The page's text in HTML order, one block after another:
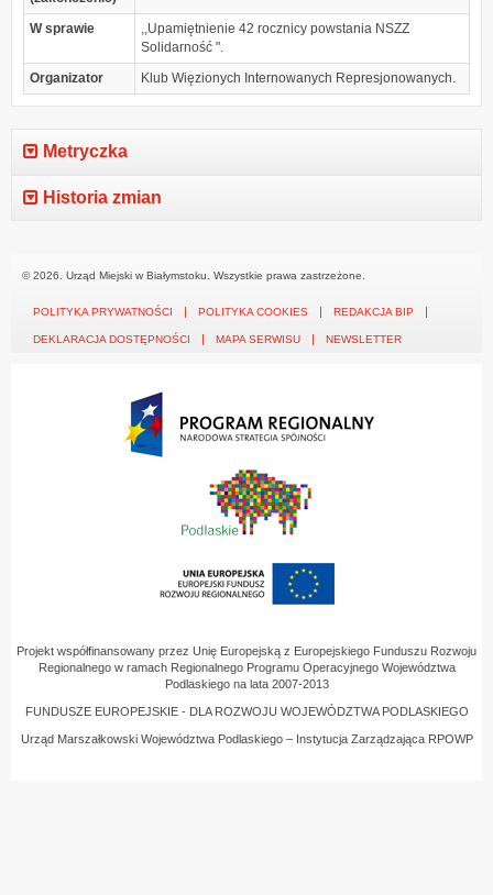
W sprawie
,,Upamiętnienie 42 rocznicy powstania NSZZ
Solidarność ".
Organizator
Klub Więzionych Internowanych Represjonowanych.
Metryczka
Historia zmian
© 2026. Urząd Miejski w Białymstoku. Wszystkie prawa zastrzeżone.
POLITYKA PRYWATNOŚCI POLITYKA COOKIES REDAKCJA BIP
DEKLARACJA DOSTĘPNOŚCI MAPA SERWISU NEWSLETTER
Projekt współfinansowany przez Unię Europejską z Europejskiego Funduszu Rozwoju
Regionalnego w ramach Regionalnego Programu Operacyjnego Województwa
Podlaskiego na lata 2007-2013
FUNDUSZE EUROPEJSKIE - DLA ROZWOJU WOJEWÓDZTWA PODLASKIEGO
Urząd Marszałkowski Województwa Podlaskiego – Instytucja Zarządzająca RPOWP